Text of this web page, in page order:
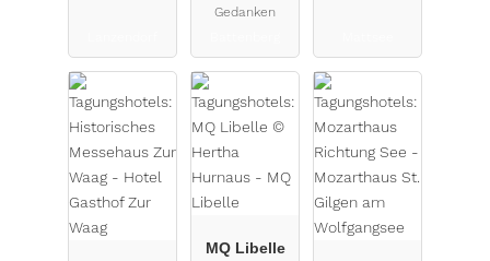
Gedanken
MQ Libelle